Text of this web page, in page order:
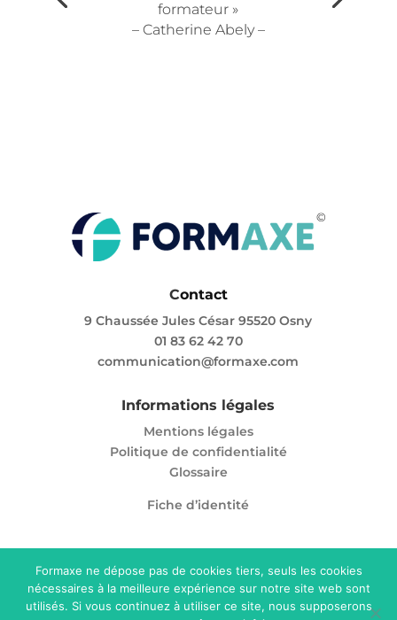
formateur »
– Catherine Abely –
Contact
9 Chaussée Jules César 95520 Osny
01 83 62 42 70
communication@formaxe.com
Informations légales
Mentions légales
Politique de confidentialité
Glossaire
Fiche d’identité
Enregistré sous le numéro 11 95 05865 95. Cet
enregistrement ne vaut pas agrément de l’Etat.
Formaxe ne dépose pas de cookies tiers, seuls les cookies
nécessaires à la meilleure expérience sur notre site web sont
utilisés. Si vous continuez à utiliser ce site, nous supposerons